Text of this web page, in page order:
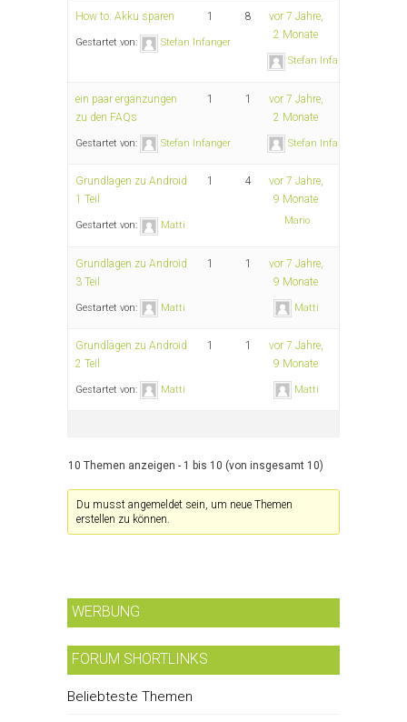
How to: Akku sparen
Gestartet von: Stefan Infanger
1 8
vor 7 Jahre,
2 Monate
Stefan Infanger
ein paar ergänzungen
zu den FAQs
Gestartet von: Stefan Infanger
1 1
vor 7 Jahre,
2 Monate
Stefan Infanger
Grundlagen zu Android
1 Teil
Gestartet von: Matti
1 4
vor 7 Jahre,
9 Monate
Mario
Grundlagen zu Android
3 Teil
Gestartet von: Matti
1 1
vor 7 Jahre,
9 Monate
Matti
Grundlagen zu Android
2 Teil
Gestartet von: Matti
1 1
vor 7 Jahre,
9 Monate
Matti
10 Themen anzeigen - 1 bis 10 (von insgesamt 10)
Du musst angemeldet sein, um neue Themen
erstellen zu können.
WERBUNG
FORUM SHORTLINKS
Beliebteste Themen